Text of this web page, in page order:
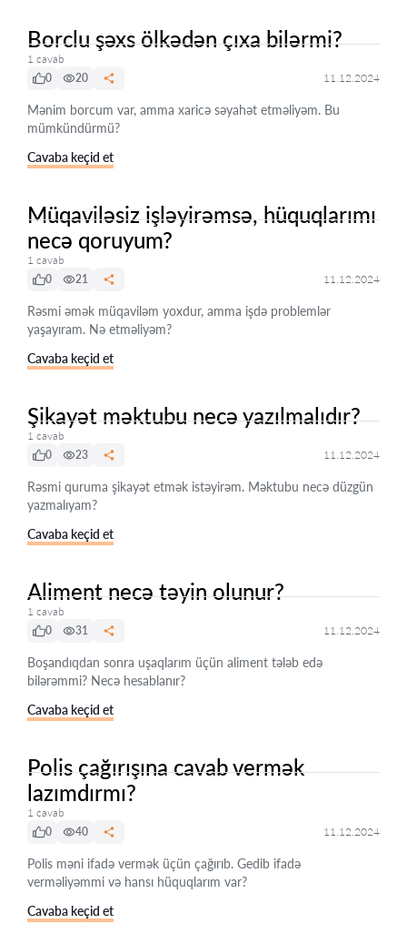
Borclu şəxs ölkədən çıxa bilərmi?
1 cavab
0
20 11.12.2024
Mənim borcum var, amma xaricə səyahət etməliyəm. Bu
mümkündürmü?
Cavaba keçid et
Müqaviləsiz işləyirəmsə, hüquqlarımı
necə qoruyum?
1 cavab
0
21 11.12.2024
Rəsmi əmək müqaviləm yoxdur, amma işdə problemlər
yaşayıram. Nə etməliyəm?
Cavaba keçid et
Şikayət məktubu necə yazılmalıdır?
1 cavab
0
23 11.12.2024
Rəsmi quruma şikayət etmək istəyirəm. Məktubu necə düzgün
yazmalıyam?
Cavaba keçid et
Aliment necə təyin olunur?
1 cavab
0
31 11.12.2024
Boşandıqdan sonra uşaqlarım üçün aliment tələb edə
bilərəmmi? Necə hesablanır?
Cavaba keçid et
Polis çağırışına cavab vermək
lazımdırmı?
1 cavab
0
40 11.12.2024
Polis məni ifadə vermək üçün çağırıb. Gedib ifadə
verməliyəmmi və hansı hüquqlarım var?
Cavaba keçid et